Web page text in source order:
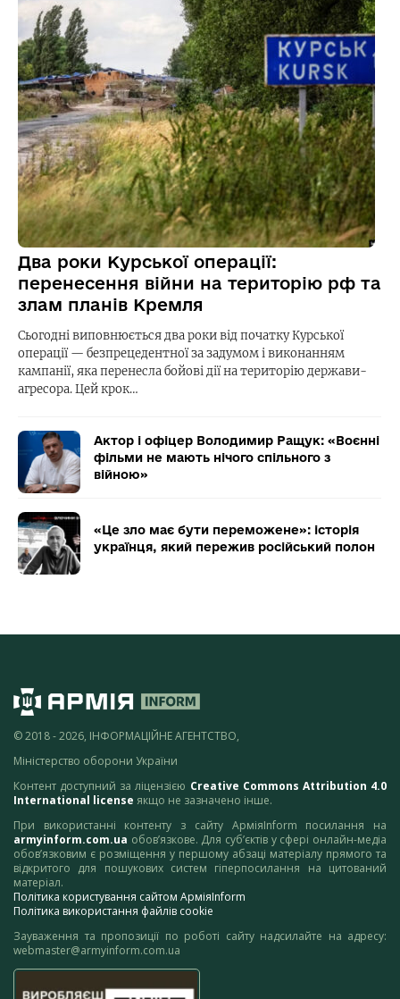
Два роки Курської операції:
перенесення війни на територію рф та
злам планів Кремля
Сьогодні виповнюється два роки від початку Курської
операції — безпрецедентної за задумом і виконанням
кампанії, яка перенесла бойові дії на територію держави-
агресора. Цей крок…
Актор і офіцер Володимир Ращук: «Воєнні
фільми не мають нічого спільного з
війною»
«Це зло має бути переможене»: історія
українця, який пережив російський полон
© 2018 - 2026, ІНФОРМАЦІЙНЕ АГЕНТСТВО,
Міністерство оборони України
Контент доступний за ліцензією Creative Commons Attribution 4.0
International license якщо не зазначено інше.
При використанні контенту з сайту АрміяInform посилання на
armyinform.com.ua обов’язкове. Для суб’єктів у сфері онлайн-медіа
обов’язковим є розміщення у першому абзаці матеріалу прямого та
відкритого для пошукових систем гіперпосилання на цитований
матеріал.
Політика користування сайтом АрміяInform
Політика використання файлів cookie
Зауваження та пропозиції по роботі сайту надсилайте на адресу:
webmaster@armyinform.com.ua